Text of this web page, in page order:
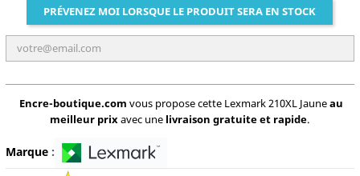
PRÉVENEZ MOI LORSQUE LE PRODUIT SERA EN STOCK
Encre-boutique.com vous propose cette Lexmark 210XL Jauneau
meilleur prixavec une livraison gratuite et rapide.
Marque: